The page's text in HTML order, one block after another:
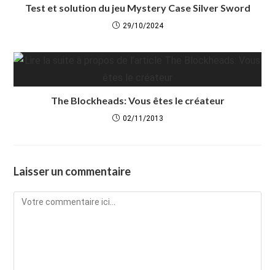
Test et solution du jeu Mystery Case Silver Sword
29/10/2024
The Blockheads: Vous êtes le créateur
02/11/2013
Laisser un commentaire
Comment